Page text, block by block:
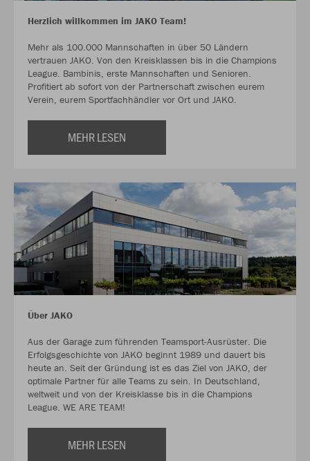
Herzlich willkommen im JAKO Team!
Mehr als 100.000 Mannschaften in über 50 Ländern
vertrauen JAKO. Von den Kreisklassen bis in die Champions
League. Bambinis, erste Mannschaften und Senioren.
Profitiert ab sofort von der Partnerschaft zwischen eurem
Verein, eurem Sportfachhändler vor Ort und JAKO.
MEHR LESEN
Über JAKO
Aus der Garage zum führenden Teamsport-Ausrüster. Die
Erfolgsgeschichte von JAKO beginnt 1989 und dauert bis
heute an. Seit der Gründung ist es das Ziel von JAKO, der
optimale Partner für alle Teams zu sein. In Deutschland,
weltweit und von der Kreisklasse bis in die Champions
League. WE ARE TEAM!
MEHR LESEN